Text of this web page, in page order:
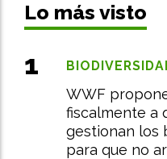
Lo más visto
WWF
fiscalmente a
gestionan los
para que no